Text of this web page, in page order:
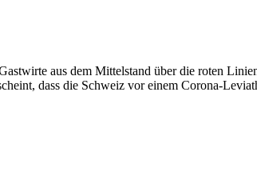
aus dem Mittelstand über die roten
dass die Schweiz vor einem Corona-